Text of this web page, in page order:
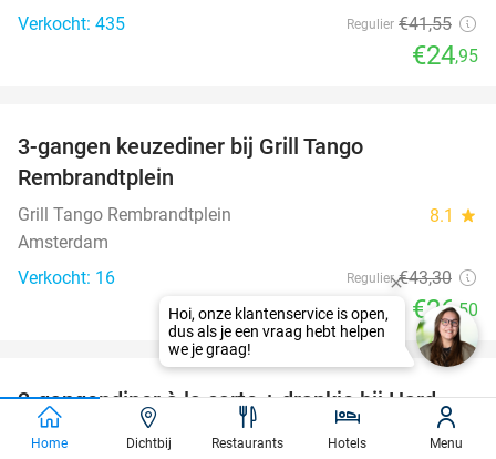
Verkocht: 435
Regulier €41,55
€24,95
3-gangen keuzediner bij Grill Tango
Rembrandtplein
Grill Tango Rembrandtplein 8.1 star
Amsterdam
Verkocht: 16
Regulier €43,30
€26,50
30%
favorite_border
2-gangendiner à la carte + drankje bij Hard
Rock Cafe
Home Dichtbij Restaurants Hotels Menu
Hoi, onze klantenservice is open,
dus als je een vraag hebt helpen
we je graag!